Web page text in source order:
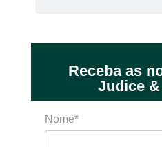
Receba as
Judice
Nome*